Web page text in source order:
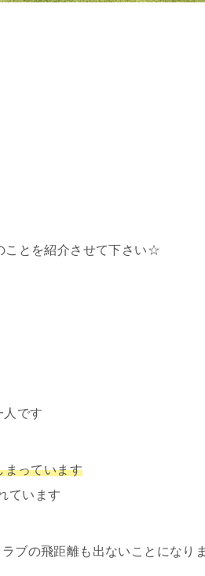
ことを紹介させて下さい☆
人です
まっています
ています
ブの飛距離も出ないことになり